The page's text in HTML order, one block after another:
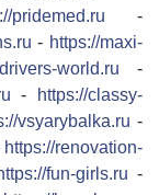
pridemed.ru -
- https://maxi-
world.ru -
-
https://classy-
vsyarybalka.ru -
https://renovation-
fun-girls.ru -